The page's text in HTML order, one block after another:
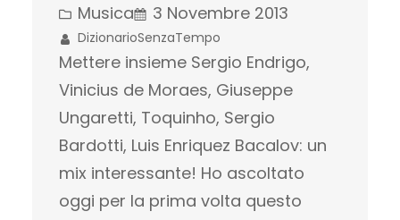
Musica 3 Novembre 2013
DizionarioSenzaTempo
Mettere insieme Sergio Endrigo,
Vinicius de Moraes, Giuseppe
Ungaretti, Toquinho, Sergio
Bardotti, Luis Enriquez Bacalov: un
mix interessante! Ho ascoltato
oggi per la prima volta questo